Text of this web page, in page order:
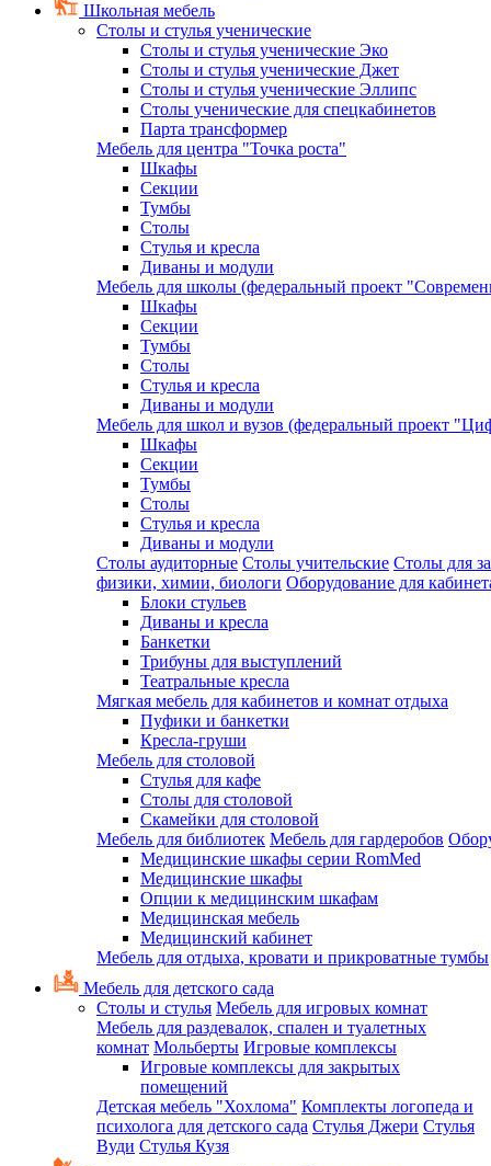
Школьная мебель
Столы и стулья ученические
Столы и стулья ученические Эко
Столы и стулья ученические Джет
Столы и стулья ученические Эллипс
Столы ученические для спецкабинетов
Парта трансформер
Мебель для центра "Точка роста"
Шкафы
Секции
Тумбы
Столы
Стулья и кресла
Диваны и модули
Мебель для школы (федеральный проект
Шкафы
Секции
Тумбы
Столы
Стулья и кресла
Диваны и модули
Мебель для школ и вузов (федеральный проект
Шкафы
Секции
Тумбы
Столы
Стулья и кресла
Диваны и модули
Столы аудиторные Столы учительские Столы для
физики, химии, биологи Оборудование для
Блоки стульев
Диваны и кресла
Банкетки
Трибуны для выступлений
Театральные кресла
Мягкая мебель для кабинетов и комнат отдыха
Пуфики и банкетки
Кресла-груши
Мебель для столовой
Cтулья для кафе
Cтолы для столовой
Скамейки для столовой
Мебель для библиотек Мебель для гардеробов
Медицинские шкафы серии RomMed
Медицинские шкафы
Опции к медицинским шкафам
Медицинская мебель
Медицинский кабинет
Мебель для отдыха, кровати и прикроватные тумбы
Мебель для детского сада
Столы и стулья Мебель для игровых комнат
Мебель для раздевалок, спален и туалетных
комнат Мольберты Игровые комплексы
Игровые комплексы для закрытых
помещений
Детская мебель "Хохлома" Комплекты логопеда и
психолога для детского сада Стулья Джери Стулья
Вуди Стулья Кузя